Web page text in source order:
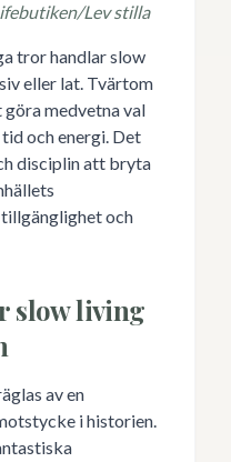
Lev stilla
tror handlar slow
eller lat. Tvärtom
medvetna val
och energi. Det
disciplin att bryta
och
slow living
av en
i historien.